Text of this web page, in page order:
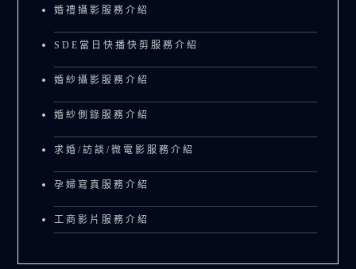
婚禮攝影服務介紹
SDE當日快播快剪服務介紹
婚紗攝影服務介紹
婚紗側錄服務介紹
求婚/訪談/微電影服務介紹
孕婦寫真服務介紹
工商影片服務介紹